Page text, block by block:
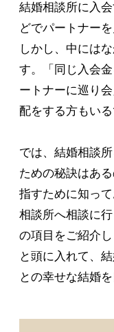
結婚相談所に入
どでパートナー
しかし、中には
す。「同じ入会
ートナーに巡り
配をする方もいる
では、結婚相談
ための秘訣はあ
指すために知っ
相談所へ相談に
の項目をご紹介
と頭に入れて、
との幸せな結婚